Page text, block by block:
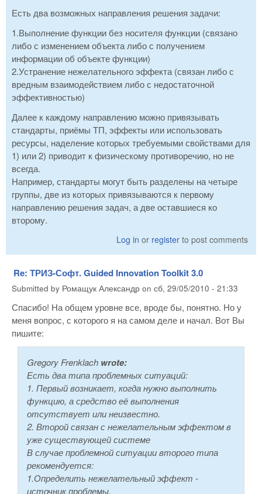
Есть два возможных направления решения задачи:
1.Выполнение функции без носителя функции (связано
либо с изменением объекта либо с получением
информации об объекте функции)
2.Устранение нежелательного эффекта (связан либо с
вредным взаимодействием либо с недостаточной
эффективностью)
Далее к каждому направлению можно привязывать
стандарты, приёмы ТП, эффекты или использовать
ресурсы, наделение которых требуемыми свойствами для
1) или 2) приводит к физическому противоречию, но не
всегда.
Например, стандарты могут быть разделены на четыре
группы, две из которых привязываются к первому
направлению решения задач, а две оставшиеся ко
второму.
Log in or register to post comments
Re: ТРИЗ-Софт. Guided Innovation Toolkit 3.0
Submitted by Ромащук Александр on сб, 29/05/2010 - 21:33
Спасибо! На общем уровне все, вроде бы, понятно. Но у
меня вопрос, с которого я на самом деле и начал. Вот Вы
пишите:
Gregory Frenklach wrote:
Есть два типа проблемных ситуаций:
1. Первый возникает, когда нужно выполнить
функцию, а средство её выполнения
отсутствует или неизвестно.
2. Второй связан с нежелательным эффектом в
уже существующей системе
В случае проблемной ситуации второго типа
рекомендуется:
1.Определить нежелательный эффект -
источник проблемы.